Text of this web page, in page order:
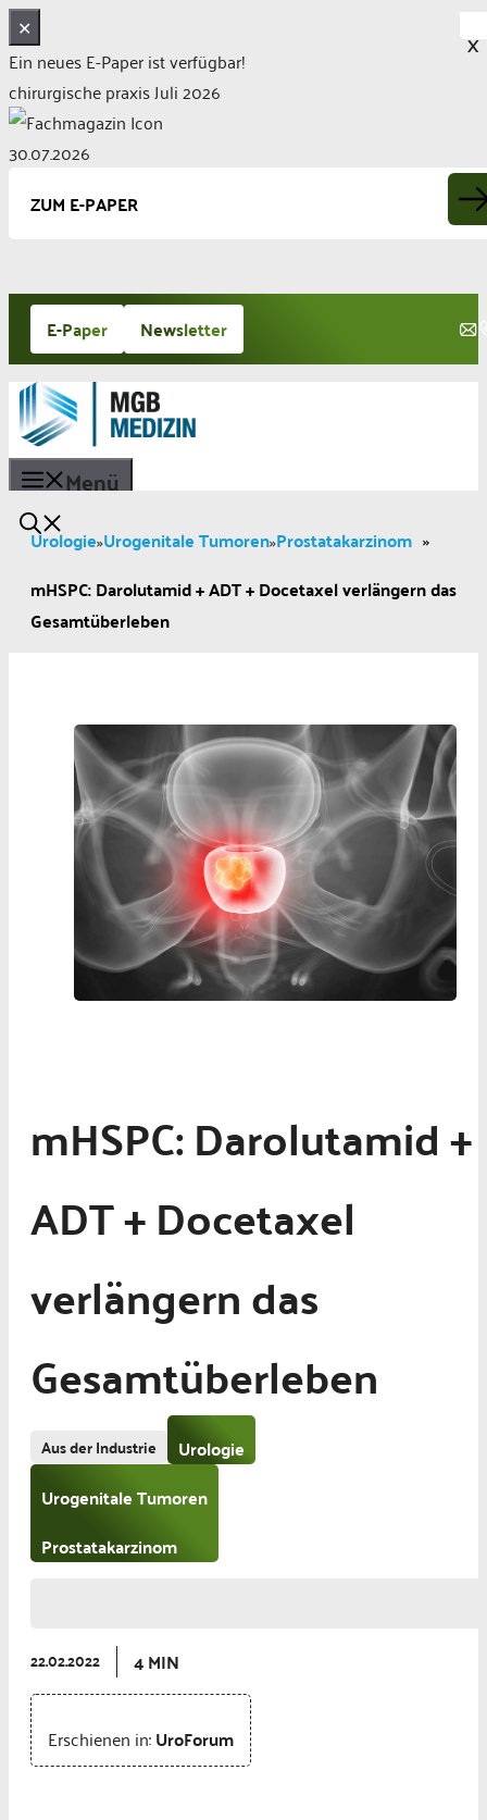
✕
Ein neues E-Paper ist verfügbar!
chirurgische praxis Juli 2026
30.07.2026
ZUM E-PAPER
Zum
Inhalt
springen
E-Paper Newsletter
Menü
Urologie»Urogenitale Tumoren»Prostatakarzinom »
mHSPC: Darolutamid + ADT + Docetaxel verlängern das
Gesamtüberleben
mHSPC: Darolutamid +
ADT + Docetaxel
verlängern das
Gesamtüberleben
Aus der Industrie
Urologie
Urogenitale Tumoren
Prostatakarzinom
22.02.2022 4 MIN
Erschienen in:UroForum
X